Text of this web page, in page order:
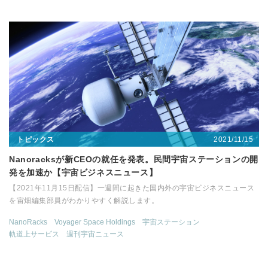
トピックス 2021/11/15
Nanoracksが新CEOの就任を発表。民間宇宙ステーションの開
発を加速か【宇宙ビジネスニュース】
【2021年11月15日配信】一週間に起きた国内外の宇宙ビジネスニュース
を宙畑編集部員がわかりやすく解説します。
NanoRacks Voyager Space Holdings
宇宙ステーション
軌道上サービス
週刊宇宙ニュース